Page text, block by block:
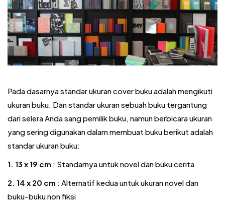
Pada dasarnya standar ukuran cover buku adalah mengikuti
ukuran buku. Dan standar ukuran sebuah buku tergantung
dari selera Anda sang pemilik buku, namun berbicara ukuran
yang sering digunakan dalam membuat buku berikut adalah
standar ukuran buku:
1. 13 x 19 cm : Standarnya untuk novel dan buku cerita
2. 14 x 20 cm : Alternatif kedua untuk ukuran novel dan
buku-buku non fiksi